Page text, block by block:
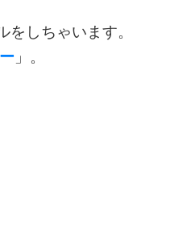
しちゃいます。
」。